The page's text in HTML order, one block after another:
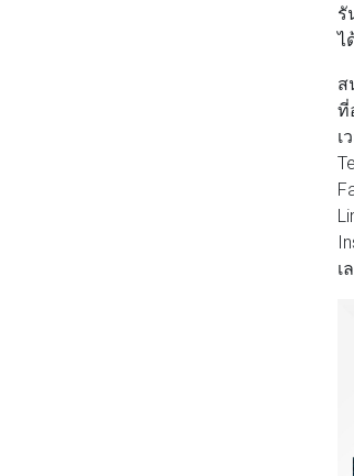
รั
ไ
ส
ที่
เ
เ